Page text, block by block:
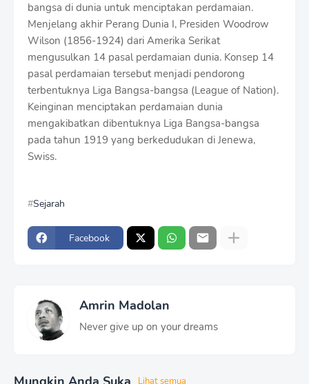
bangsa di dunia untuk menciptakan perdamaian.
Menjelang akhir Perang Dunia I, Presiden Woodrow
Wilson (1856-1924) dari Amerika Serikat
mengusulkan 14 pasal perdamaian dunia. Konsep 14
pasal perdamaian tersebut menjadi pendorong
terbentuknya Liga Bangsa-bangsa (League of Nation).
Keinginan menciptakan perdamaian dunia
mengakibatkan dibentuknya Liga Bangsa-bangsa
pada tahun 1919 yang berkedudukan di Jenewa,
Swiss.
Sejarah
Facebook
Amrin Madolan
Never give up on your dreams
Lihat semua